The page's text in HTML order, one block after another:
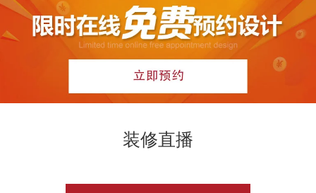
装修直播